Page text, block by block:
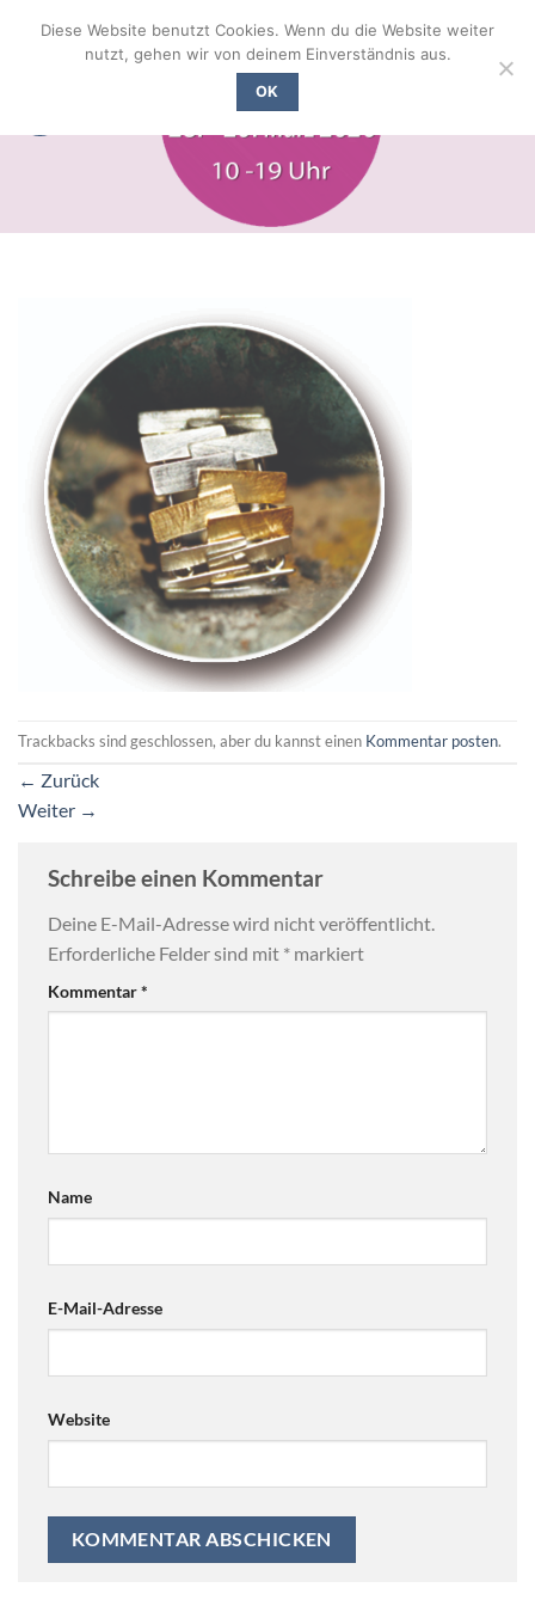
Inhalt
Trackbacks sind geschlossen, aber du kannst einen Kommentar posten.
← Zurück
Weiter →
Schreibe einen Kommentar
Deine E-Mail-Adresse wird nicht veröffentlicht.
Erforderliche Felder sind mit * markiert
Kommentar*
Name
E-Mail-Adresse
Website
Diese Website benutzt Cookies. Wenn du die Website weiter
nutzt, gehen wir von deinem Einverständnis aus.
OK